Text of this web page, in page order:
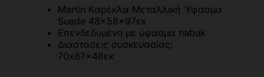
Martin Καρέκλα Μεταλλική Ύφασμα
Suede 48x58x97εκ
Επενδεδυμένη με ύφασμα nabuk
Διαστάσεις συσκευασίας:
70x87x48εκ